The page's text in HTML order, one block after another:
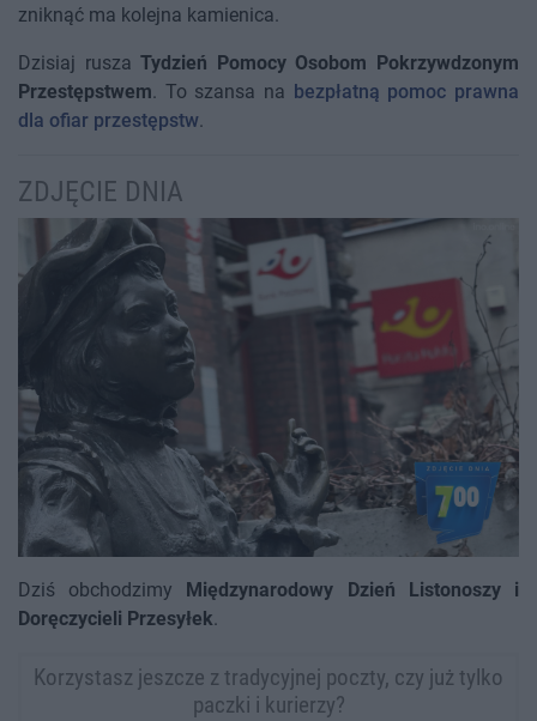
zniknąć ma kolejna kamienica.
Dzisiaj ruszaTydzień Pomocy Osobom Pokrzywdzonym
Przestępstwem. To szansa na bezpłatną pomoc prawna
dla ofiar przestępstw.
ZDJĘCIE DNIA
Dziś obchodzimy
Międzynarodowy Dzień Listonoszy i
Doręczycieli Przesyłek.
Korzystasz jeszcze z tradycyjnej poczty, czy już tylko
paczki i kurierzy?